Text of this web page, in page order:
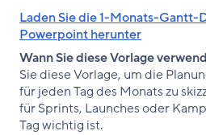
Laden Sie die 1-Monats-Gantt-
Powerpoint herunter
Wann Sie diese Vorlage
Sie diese Vorlage, um die
für jeden Tag des Monats zu
für Sprints, Launches oder
Tag wichtig ist.